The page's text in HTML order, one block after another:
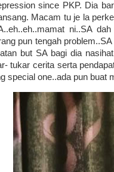
since PKP. Dia
Macam tu je la
ni..SA
pun tengah
but SA bagi dia
tukar cerita serta
special one..ada pun buat